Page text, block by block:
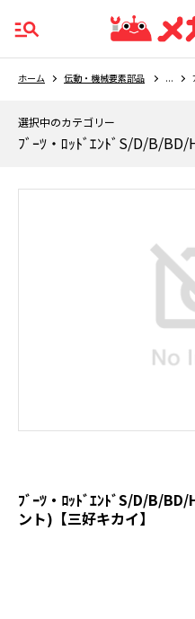
ホーム 伝動・機械要素部品 ...
選択中のカテゴリー
ﾌﾞｰﾂ・ﾛｯﾄﾞｴﾝﾄﾞS/D/B/
ﾌﾞｰﾂ・ﾛｯﾄﾞｴﾝﾄﾞS/D/B/
ント)【三好キカイ】